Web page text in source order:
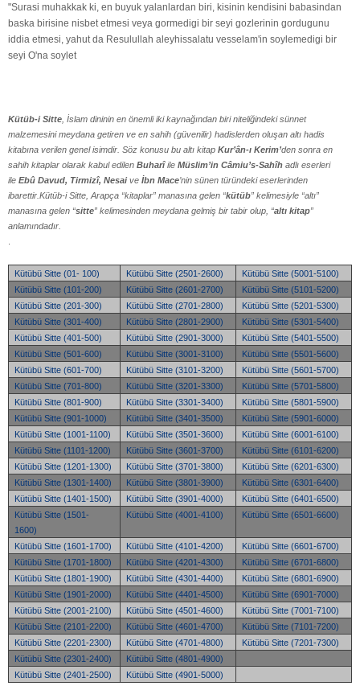
"Surasi muhakkak ki, en buyuk yalanlardan biri, kisinin kendisini babasindan
baska birisine nisbet etmesi veya gormedigi bir seyi gozlerinin gordugunu
iddia etmesi, yahut da Resulullah aleyhissalatu vesselam'in soylemedigi bir
seyi O'na soylet
Kütüb-i Sitte , İslam dininin en önemli iki kaynağından biri niteliğindeki sünnet
malzemesini meydana getiren ve en sahih (güvenilir) hadislerden oluşan altı hadis
kitabına verilen genel isimdir. Söz konusu bu altı kitap Kur’ân-ı Kerim’den sonra en
sahih kitaplar olarak kabul edilen Buharîile Müslim’in Câmiu’s-Sahîh adlı eserleri
ile Ebû Davud, Tirmizî, Nesaive İbn Mace’nin sünen türündeki eserlerinden
ibarettir.Kütüb-i Sitte, Arapça “kitaplar” manasına gelen “kütüb” kelimesiyle “altı”
manasına gelen “sitte” kelimesinden meydana gelmiş bir tabir olup, “altı kitap”
anlamındadır.
Kütübü Sitte (01- 100) Kütübü Sitte (2501-2600)
Kütübü Sitte (5001-5100)
Kütübü Sitte (101-200)
Kütübü Sitte (2601-2700)
Kütübü Sitte (5101-5200)
Kütübü Sitte (201-300)
Kütübü Sitte (2701-2800)
Kütübü Sitte (5201-5300)
Kütübü Sitte (301-400)
Kütübü Sitte (2801-2900)
Kütübü Sitte (5301-5400)
Kütübü Sitte (401-500)
Kütübü Sitte (2901-3000)
Kütübü Sitte (5401-5500)
Kütübü Sitte (501-600)
Kütübü Sitte (3001-3100)
Kütübü Sitte (5501-5600)
Kütübü Sitte (601-700)
Kütübü Sitte (3101-3200)
Kütübü Sitte (5601-5700)
Kütübü Sitte (701-800)
Kütübü Sitte (3201-3300)
Kütübü Sitte (5701-5800)
Kütübü Sitte (801-900)
Kütübü Sitte (3301-3400)
Kütübü Sitte (5801-5900)
Kütübü Sitte (901-1000)
Kütübü Sitte (3401-3500)
Kütübü Sitte (5901-6000)
Kütübü Sitte (1001-1100)
Kütübü Sitte (3501-3600)
Kütübü Sitte (6001-6100)
Kütübü Sitte (1101-1200)
Kütübü Sitte (3601-3700)
Kütübü Sitte (6101-6200)
Kütübü Sitte (1201-1300)
Kütübü Sitte (3701-3800)
Kütübü Sitte (6201-6300)
Kütübü Sitte (1301-1400)
Kütübü Sitte (3801-3900)
Kütübü Sitte (6301-6400)
Kütübü Sitte (1401-1500)
Kütübü Sitte (3901-4000)
Kütübü Sitte (6401-6500)
Kütübü Sitte (1501-
1600)
Kütübü Sitte (4001-4100) Kütübü Sitte (6501-6600)
Kütübü Sitte (1601-1700) Kütübü Sitte (4101-4200)
Kütübü Sitte (6601-6700)
Kütübü Sitte (1701-1800)
Kütübü Sitte (4201-4300)
Kütübü Sitte (6701-6800)
Kütübü Sitte (1801-1900)
Kütübü Sitte (4301-4400)
Kütübü Sitte (6801-6900)
Kütübü Sitte (1901-2000)
Kütübü Sitte (4401-4500)
Kütübü Sitte (6901-7000)
Kütübü Sitte (2001-2100)
Kütübü Sitte (4501-4600)
Kütübü Sitte (7001-7100)
Kütübü Sitte (2101-2200)
Kütübü Sitte (4601-4700)
Kütübü Sitte (7101-7200)
Kütübü Sitte (2201-2300)
Kütübü Sitte (4701-4800)
Kütübü Sitte (7201-7300)
Kütübü Sitte (2301-2400)
Kütübü Sitte (4801-4900)
Kütübü Sitte (2401-2500)
Kütübü Sitte (4901-5000)